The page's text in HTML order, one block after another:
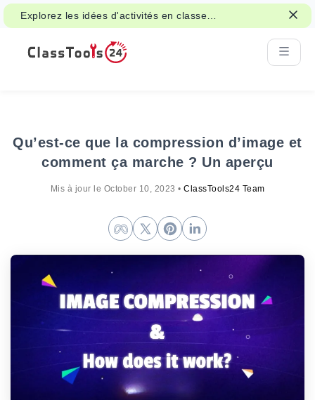
Explorez les idées d'activités en classe
pour les jeux, le travail de groupe et les
décisions équitables.
Qu’est-ce que la compression d’image et
comment ça marche ? Un aperçu
Mis à jour le October 10, 2023 • ClassTools24 Team